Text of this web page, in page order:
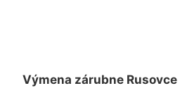
Výmena zárubne Rusovce